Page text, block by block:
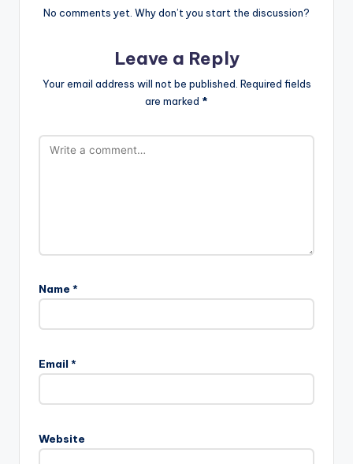
No comments yet. Why don’t you start the discussion?
Leave a Reply
Your email address will not be published. Required fields
are marked *
Name *
Email *
Website